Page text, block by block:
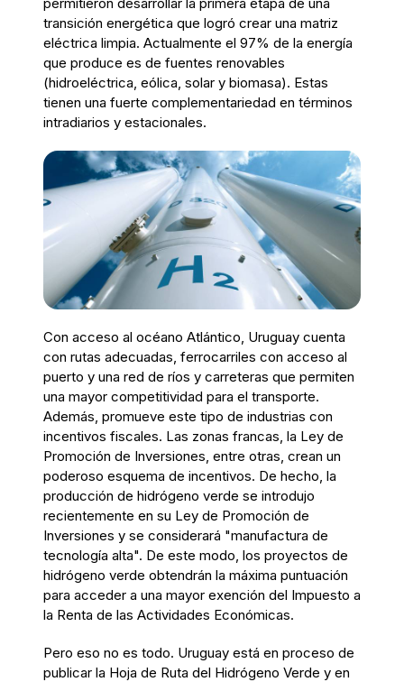
transición energética que logró crear una matriz
eléctrica limpia. Actualmente el 97% de la energía
que produce es de fuentes renovables
(hidroeléctrica, eólica, solar y biomasa). Estas
tienen una fuerte complementariedad en términos
intradiarios y estacionales.
Con acceso al océano Atlántico, Uruguay cuenta
con rutas adecuadas, ferrocarriles con acceso al
puerto y una red de ríos y carreteras que permiten
una mayor competitividad para el transporte.
Además, promueve este tipo de industrias con
incentivos fiscales. Las zonas francas, la Ley de
Promoción de Inversiones, entre otras, crean un
poderoso esquema de incentivos. De hecho, la
producción de hidrógeno verde se introdujo
recientemente en su Ley de Promoción de
Inversiones y se considerará "manufactura de
tecnología alta". De este modo, los proyectos de
hidrógeno verde obtendrán la máxima puntuación
para acceder a una mayor exención del Impuesto a
la Renta de las Actividades Económicas.
Pero eso no es todo. Uruguay está en proceso de
publicar la Hoja de Ruta del Hidrógeno Verde y en